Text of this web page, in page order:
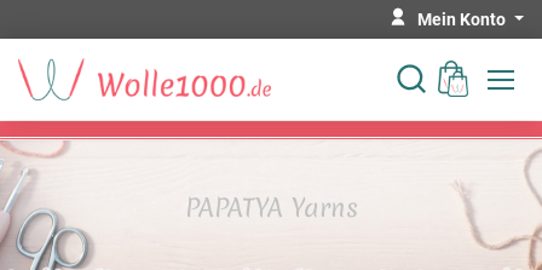
Mein Konto
PAPATYA Yarns